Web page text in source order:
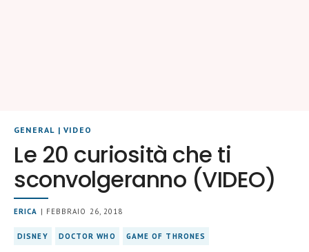
GENERAL |VIDEO
Le 20 curiosità che ti
sconvolgeranno (VIDEO)
ERICA | FEBBRAIO 26, 2018
DISNEY DOCTOR WHO GAME OF THRONES